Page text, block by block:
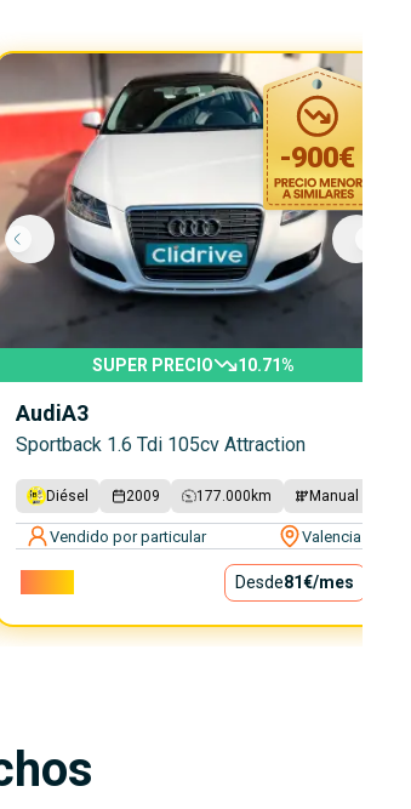
-900€
SUPER PRECIO 10.71%
AudiA3
Sportback 1.6 Tdi 105cv Attraction
Diésel 2009 177.000 km Manual
Vendido por particular Valencia
Desde81€/mes